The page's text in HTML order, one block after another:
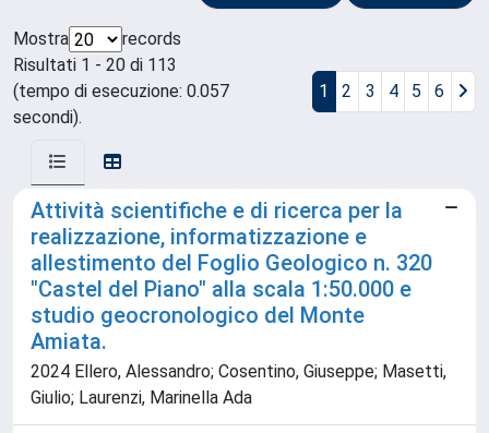
Mostra
records
Risultati 1 - 20 di 113
(tempo di esecuzione: 0.057
secondi).
1 2 3 4 5 6
Attività scientifiche e di ricerca per la
realizzazione, informatizzazione e
allestimento del Foglio Geologico n. 320
"Castel del Piano" alla scala 1:50.000 e
studio geocronologico del Monte
Amiata.
2024 Ellero, Alessandro; Cosentino, Giuseppe; Masetti,
Giulio; Laurenzi, Marinella Ada